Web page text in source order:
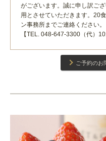
がございます。誠に申し訳ご
用とさせていただきます。20
ン事務所までご連絡ください。
【TEL. 048-647-3300（代）
ご予約のお